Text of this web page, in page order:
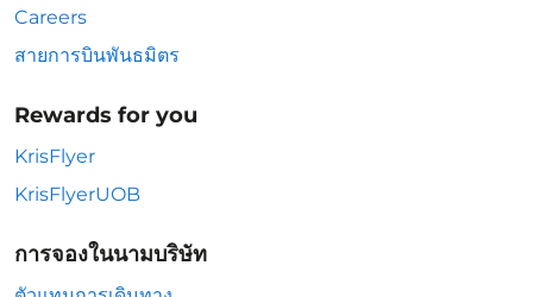
Careers
สายการบินพันธมิตร
Rewards for you
KrisFlyer
KrisFlyerUOB
การจองในนามบริษัท